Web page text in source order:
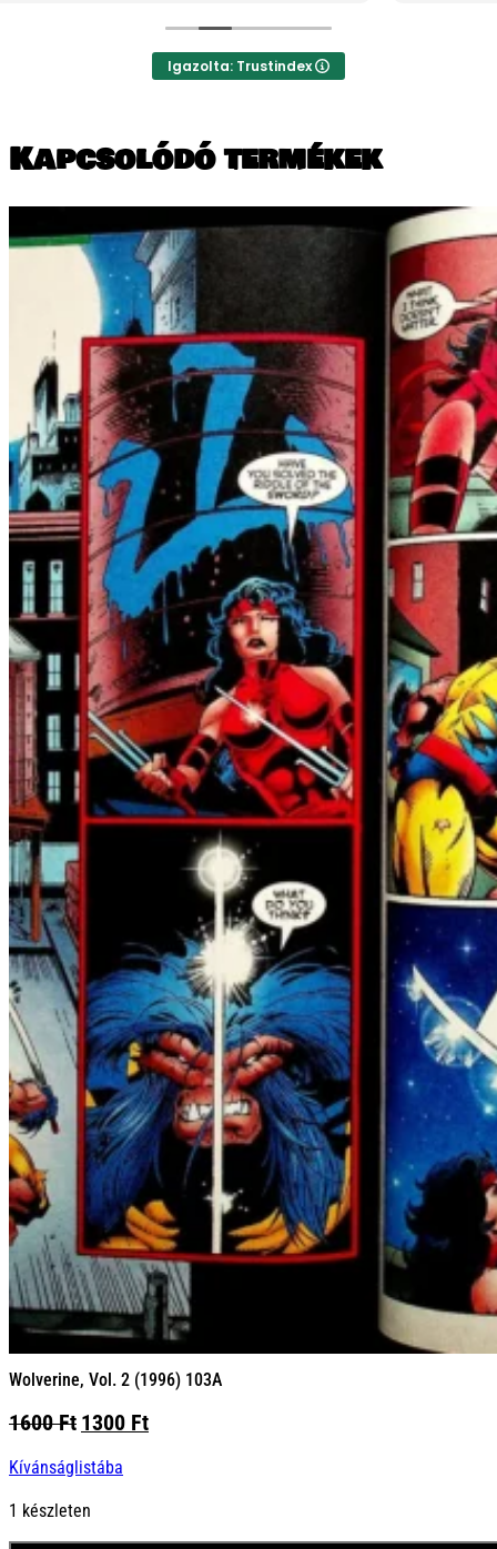
Igazolta: Trustindex
Kapcsolódó termékek
Wolverine, Vol. 2 (1996) 103A
1600Ft Original
was:
1300 FtCurrent
Kívánságlistába
1 készleten